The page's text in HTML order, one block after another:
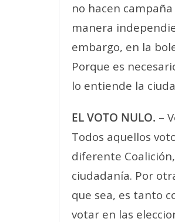
no hacen
manera
embargo, en la
Porque es
lo entiende la
EL VOTO NULO. –
Todos aquellos
diferente
ciudadanía. Por
que sea, es tanto
votar en las